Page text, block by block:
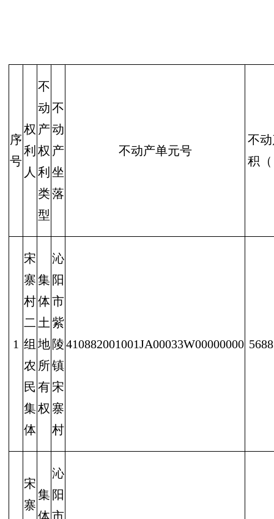
序
号
权
利
人
不
动
产
权
利
类
型
不
动
产
坐
落
不动产单元号
不
积
1
宋
寨
村
二
组
农
民
集
体
集
体
土
地
所
有
权
沁
阳
市
紫
陵
镇
宋
寨
村
410882001001JA00033W00000000
宋
寨
集
沁
阳